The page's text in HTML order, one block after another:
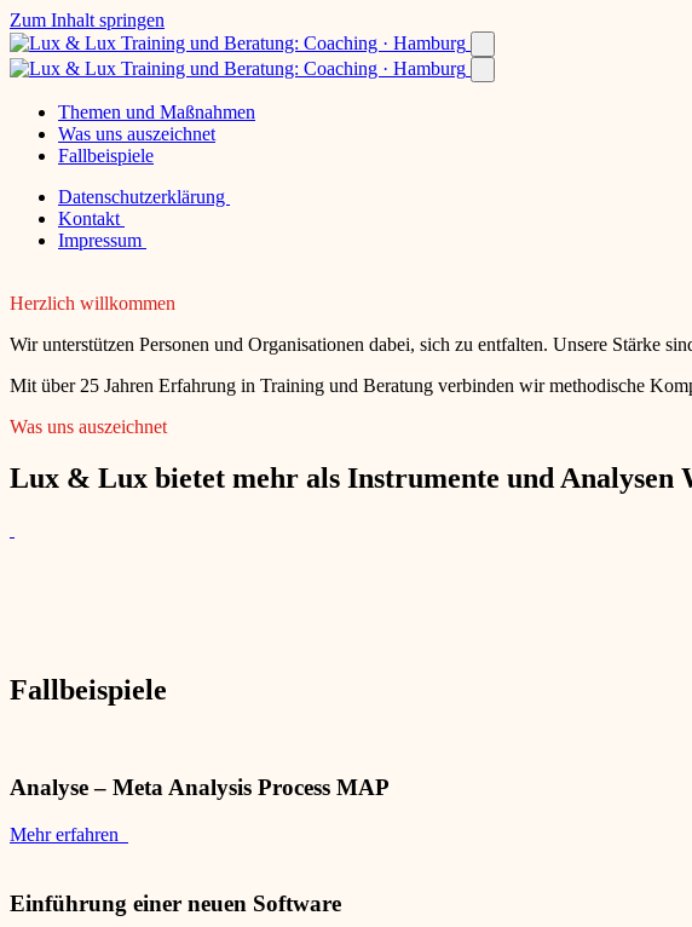
Zum Inhalt springen
Themen und Maßnahmen
Was uns auszeichnet
Fallbeispiele
Datenschutzerklärung
Kontakt
Impressum
Herzlich willkommen
Wir unterstützen Personen und Organisationen dabei, sich zu entfalten. Unsere Stärke
Mit über 25 Jahren Erfahrung in Training und Beratung verbinden wir methodische
Was uns auszeichnet
Lux & Lux bietet mehr als Instrumente und Analysen
Fallbeispiele
Analyse – Meta Analysis Process MAP
Mehr erfahren
Einführung einer neuen Software